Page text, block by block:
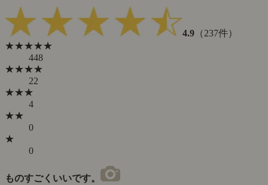
4.9 （237件）
★★★★★
448
★★★★
22
★★★
4
★★
0
★
0
ものすごくいいです。